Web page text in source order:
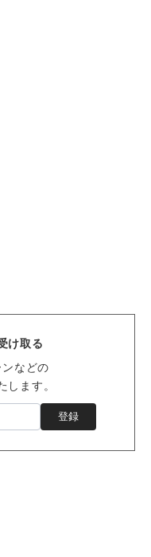
け取る
などの
します。
登録